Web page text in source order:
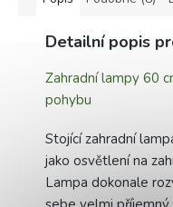
Detailní popis
Zahradní lampy 60
pohybu
Stojící zahradní
jako osvětlení na
Lampa dokonale